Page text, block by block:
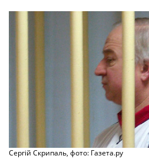
Сергій Скрипаль, фото: Газета.ру